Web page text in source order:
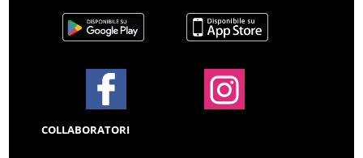
COLLABORATORI